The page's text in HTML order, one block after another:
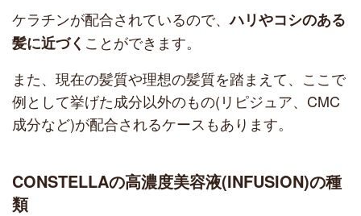
ケラチンが配合されているので、ハリやコシのある
髪に近づく ことができます。
また、現在の髪質や理想の髪質を踏まえて、ここで
例として挙げた成分以外のもの(リピジュア、CMC
成分など)が配合されるケースもあります。
CONSTELLAの高濃度美容液(INFUSION)の種
類